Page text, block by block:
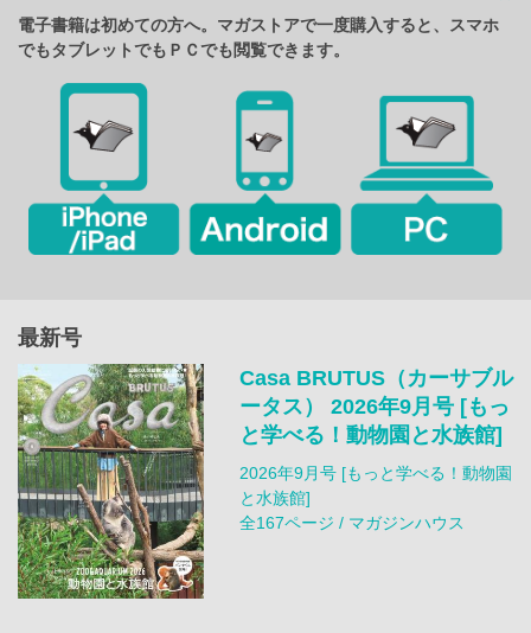
電子書籍は初めての方へ。マガストアで一度購入すると、スマホ
でもタブレットでもＰＣでも閲覧できます。
最新号
Casa BRUTUS（カーサブル
ータス） 2026年9月号 [もっ
と学べる！動物園と水族館]
2026年9月号 [もっと学べる！動物園
と水族館]
全167ページ / マガジンハウス